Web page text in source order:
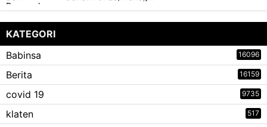
KATEGORI
Babinsa
16096
Berita 16159
covid 19 9735
klaten 517